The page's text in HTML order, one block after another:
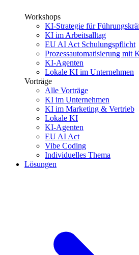
Workshops
KI-Strategie für
KI im Arbeitsalltag
EU AI Act Schulungspflicht
Prozessautomatisierung mit
KI-Agenten
Lokale KI im Unternehmen
Vorträge
Alle Vorträge
KI im Unternehmen
KI im Marketing & Vertrieb
Lokale KI
KI-Agenten
EU AI Act
Vibe Coding
Individuelles Thema
Lösungen